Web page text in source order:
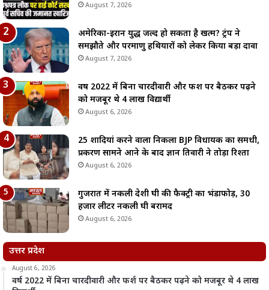
August 7, 2026
अमेरिका-ईरान युद्ध जल्द हो सकता है खत्म? ट्रंप ने
समझौते और परमाणु हथियारों को लेकर किया बड़ा दावा
August 7, 2026
वर्ष 2022 में बिना चारदीवारी और फर्श पर बैठकर पढ़ने
को मजबूर थे 4 लाख विद्यार्थी
August 6, 2026
25 शादियां करने वाला निकला BJP विधायक का समधी,
प्रकरण सामने आने के बाद ज्ञान तिवारी ने तोड़ा रिश्ता
August 6, 2026
गुजरात में नकली देशी घी की फैक्ट्री का भंडाफोड़, 30
हजार लीटर नकली घी बरामद
August 6, 2026
उत्तर प्रदेश
August 6, 2026
वर्ष 2022 में बिना चारदीवारी और फर्श पर बैठकर पढ़ने को मजबूर थे 4 लाख